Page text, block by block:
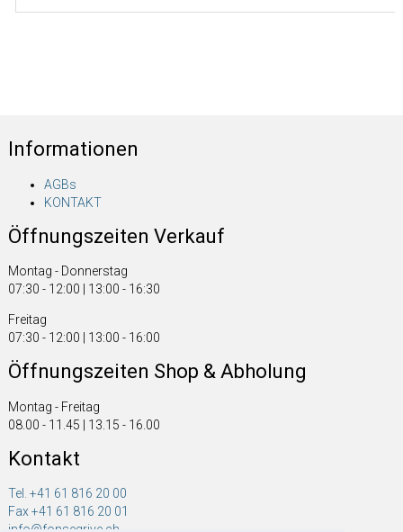
Informationen
AGBs
KONTAKT
Öffnungszeiten Verkauf
Montag - Donnerstag
07:30 - 12:00 | 13:00 - 16:30
Freitag
07:30 - 12:00 | 13:00 - 16:00
Öffnungszeiten Shop & Abholung
Montag - Freitag
08.00 - 11.45 | 13.15 - 16.00
Kontakt
Tel. +41 61 816 20 00
Fax +41 61 816 20 01